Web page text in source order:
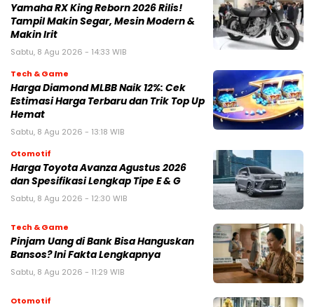
Yamaha RX King Reborn 2026 Rilis!
Tampil Makin Segar, Mesin Modern &
Makin Irit
Sabtu, 8 Agu 2026 - 14:33 WIB
Tech & Game
Harga Diamond MLBB Naik 12%: Cek
Estimasi Harga Terbaru dan Trik Top Up
Hemat
Sabtu, 8 Agu 2026 - 13:18 WIB
Otomotif
Harga Toyota Avanza Agustus 2026
dan Spesifikasi Lengkap Tipe E & G
Sabtu, 8 Agu 2026 - 12:30 WIB
Tech & Game
Pinjam Uang di Bank Bisa Hanguskan
Bansos? Ini Fakta Lengkapnya
Sabtu, 8 Agu 2026 - 11:29 WIB
Otomotif